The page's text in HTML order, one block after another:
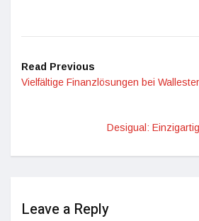
Read Previous
Vielfältige Finanzlösungen bei Wallester
Desigual:
Leave a Reply